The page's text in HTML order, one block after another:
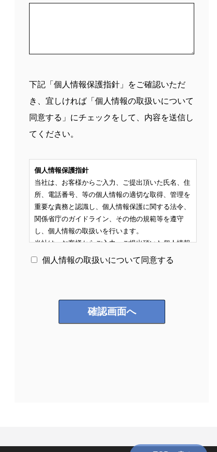
下記「個人情報保護指針」をご確認いただ
き、宜しければ「個人情報の取扱いについて
同意する」にチェックをして、内容を送信し
てください。
個人情報保護指針
当社は、お客様からご入力、ご提出頂いた氏名、住
所、電話番号、等の個人情報の適切な取得、管理を
重要な責務と認識し、個人情報保護に関する法令、
関係省庁のガイドライン、その他の規範等を遵守
し、個人情報の取扱いを行います。
当社は、お客様からご入力、ご提出頂いた個人情報
を、お客様に対するサービス向上、商品の開発を目
ご提供および確認するため。
・お客様からご請求頂いた資料をお送りするため。
個人情報の取扱いについて同意する